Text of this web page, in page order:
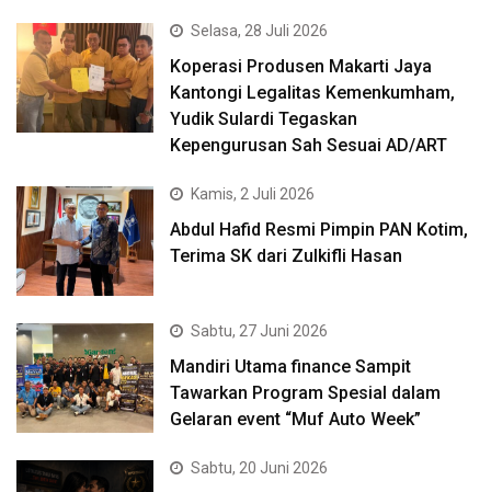
Selasa, 28 Juli 2026
Koperasi Produsen Makarti Jaya
Kantongi Legalitas Kemenkumham,
Yudik Sulardi Tegaskan
Kepengurusan Sah Sesuai AD/ART
Kamis, 2 Juli 2026
Abdul Hafid Resmi Pimpin PAN Kotim,
Terima SK dari Zulkifli Hasan
Sabtu, 27 Juni 2026
Mandiri Utama finance Sampit
Tawarkan Program Spesial dalam
Gelaran event “Muf Auto Week”
Sabtu, 20 Juni 2026